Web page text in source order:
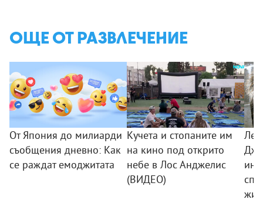
ОЩЕ ОТ РАЗВЛЕЧЕНИЕ
От Япония до милиарди
съобщения дневно: Как
се раждат емоджитата
Кучета и стопаните им
на кино под открито
небе в Лос Анджелис
(ВИДЕО)